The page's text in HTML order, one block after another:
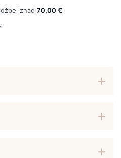
iznad 70,00 €